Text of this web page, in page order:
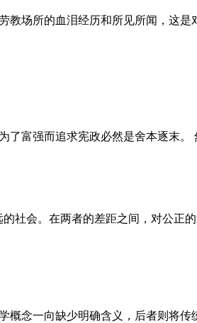
教场所的血泪经历和所见所闻，这
富强而追求宪政必然是舍本逐末
社会。在两者的差距之间，对公正
概念一向缺少明确含义，后者则将